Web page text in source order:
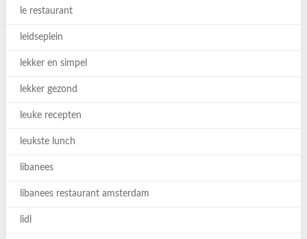
le restaurant
leidseplein
lekker en simpel
lekker gezond
leuke recepten
leukste lunch
libanees
libanees restaurant amsterdam
lidl